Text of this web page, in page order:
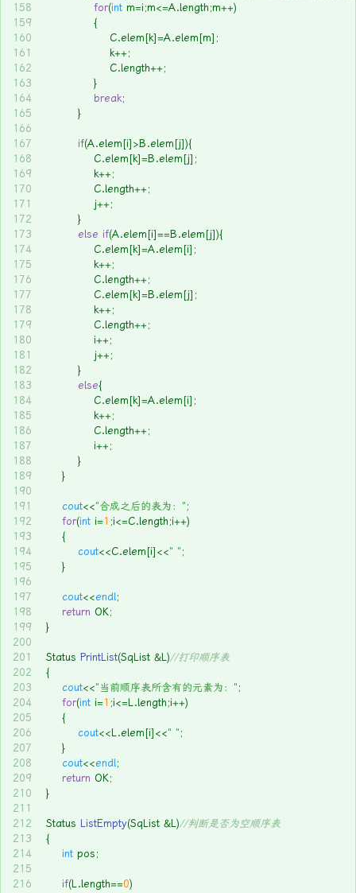
158
159
160
161
162
163
164
165
166
167
168
169
170
171
172
173
174
175
176
177
178
179
180
181
182
183
184
185
186
187
188
189
190
191
192
193
194
195
196
197
198
199
200
201
202
203
204
205
206
207
208
209
210
211
212
213
214
215
216
for(int m=i;m<=A.length;m++)
			{
				C.elem[k]=A.elem[m];
				k++;
				C.length++;
			}
break;
		}
if(A.elem[i]>B.elem[j]){
			C.elem[k]=B.elem[j];
			k++;
			C.length++;
			j++;
		}
else if(A.elem[i]==B.elem[j]){
			C.elem[k]=A.elem[i];
			k++;
			C.length++;
			C.elem[k]=B.elem[j];
			k++;
			C.length++;
			i++;
			j++;
		}
else{
			C.elem[k]=A.elem[i];
			k++;
			C.length++;
			i++;
		}
	}
cout<<"合成之后的表为：" ;
for(int i= 1 ;i<=C.length;i++)
	{
cout<<C.elem[i]<<" " ;
	}
cout<<endl;
return OK;
}
Status PrintList(SqList &L)//打印顺序表
{
cout<<"当前顺序表所含有的元素为：" ;
for(int i= 1 ;i<=L.length;i++)
	{
cout<<L.elem[i]<<" " ;
	}
cout<<endl;
return OK;
}
Status ListEmpty(SqList &L)//判断是否为空顺序表
{
int pos;
if(L.length==0)